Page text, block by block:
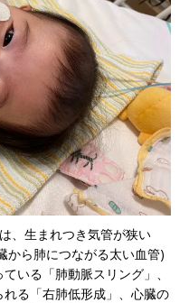
、生まれつき気管が狭い
から肺につながる太い血管)
いる「肺動脈スリング」、
る「右肺低形成」、心臓の